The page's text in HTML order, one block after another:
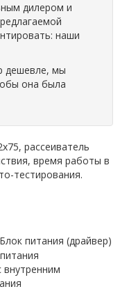
дилером и
наши
дешевле, мы
она была
рассеиватель
время работы в
тестирования.